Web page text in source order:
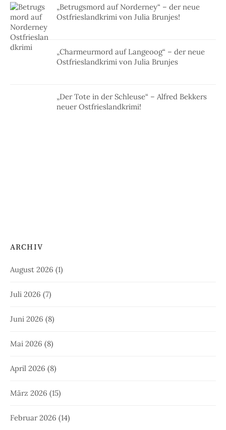
„Betrugsmord auf Norderney“ – der neue
Ostfrieslandkrimi von Julia Brunjes!
„Charmeurmord auf Langeoog“ – der neue
Ostfrieslandkrimi von Julia Brunjes
„Der Tote in der Schleuse“ – Alfred Bekkers
neuer Ostfrieslandkrimi!
ARCHIV
August 2026 (1)
Juli 2026 (7)
Juni 2026 (8)
Mai 2026 (8)
April 2026 (8)
März 2026 (15)
Februar 2026 (14)